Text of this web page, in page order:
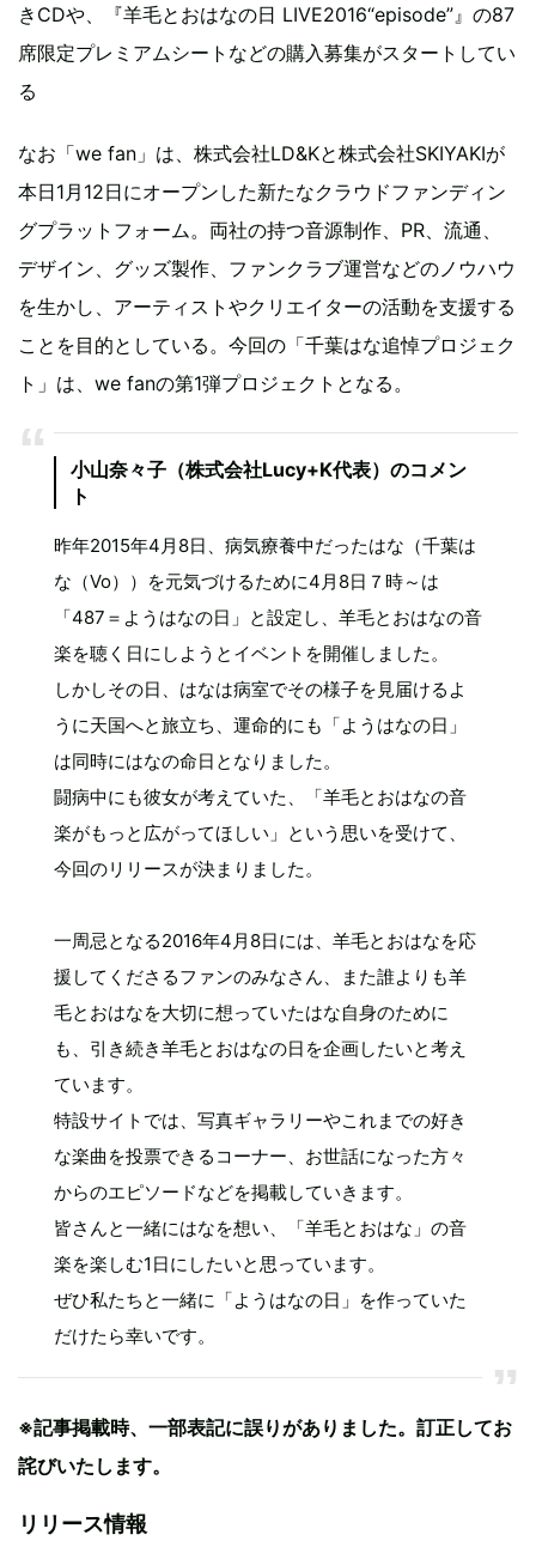
きCDや、『羊毛とおはなの日 LIVE2016“episode”』の87
席限定プレミアムシートなどの購入募集がスタートしてい
る
なお「we fan」は、株式会社LD&Kと株式会社SKIYAKIが
本日1月12日にオープンした新たなクラウドファンディン
グプラットフォーム。両社の持つ音源制作、PR、流通、
デザイン、グッズ製作、ファンクラブ運営などのノウハウ
を生かし、アーティストやクリエイターの活動を支援する
ことを目的としている。今回の「千葉はな追悼プロジェク
ト」は、we fanの第1弾プロジェクトとなる。
小山奈々子（株式会社Lucy+K代表）のコメン
ト
昨年2015年4月8日、病気療養中だったはな（千葉は
な（Vo））を元気づけるために4月8日７時～は
「487＝ようはなの日」と設定し、羊毛とおはなの音
楽を聴く日にしようとイベントを開催しました。
しかしその日、はなは病室でその様子を見届けるよ
うに天国へと旅立ち、運命的にも「ようはなの日」
は同時にはなの命日となりました。
闘病中にも彼女が考えていた、「羊毛とおはなの音
楽がもっと広がってほしい」という思いを受けて、
今回のリリースが決まりました。
一周忌となる2016年4月8日には、羊毛とおはなを応
援してくださるファンのみなさん、また誰よりも羊
毛とおはなを大切に想っていたはな自身のために
も、引き続き羊毛とおはなの日を企画したいと考え
ています。
特設サイトでは、写真ギャラリーやこれまでの好き
な楽曲を投票できるコーナー、お世話になった方々
からのエピソードなどを掲載していきます。
皆さんと一緒にはなを想い、「羊毛とおはな」の音
楽を楽しむ1日にしたいと思っています。
ぜひ私たちと一緒に「ようはなの日」を作っていた
だけたら幸いです。
※記事掲載時、一部表記に誤りがありました。訂正してお
詫びいたします。
リリース情報